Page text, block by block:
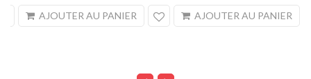
AJOUTER AU PANIER search AJOUTER AU PANIER